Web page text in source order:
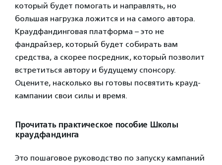
который будет помогать и направлять, но
большая нагрузка ложится и на самого автора.
Краудфандинговая платформа – это не
фандрайзер, который будет собирать вам
средства, а скорее посредник, который позволит
встретиться автору и будущему спонсору.
Оцените, насколько вы готовы посвятить крауд-
кампании свои силы и время.
Прочитать практическое пособие Школы
краудфандинга
Это пошаговое руководство по запуску кампаний